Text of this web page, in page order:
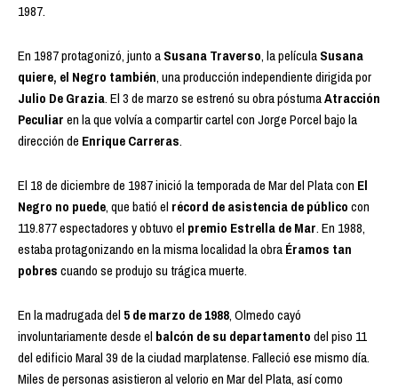
1987.
En 1987 protagonizó, junto aSusana Traverso, la películaSusana
quiere, el Negro también, una producción independiente dirigida por
Julio De Grazia. El 3 de marzo se estrenó su obra póstumaAtracción
Peculiaren la que volvía a compartir cartel con Jorge Porcel bajo la
dirección de Enrique Carreras.
El 18 de diciembre de 1987 inició la temporada de Mar del Plata con El
Negro no puede, que batió el récord de asistencia de públicocon
119.877 espectadores y obtuvo el premio Estrella de Mar. En 1988,
estaba protagonizando en la misma localidad la obraÉramos tan
pobrescuando se produjo su trágica muerte.
En la madrugada del 5 de marzo de 1988, Olmedo cayó
involuntariamente desde el balcón de su departamentodel piso 11
del edificio Maral 39 de la ciudad marplatense. Falleció ese mismo día.
Miles de personas asistieron al velorio en Mar del Plata, así como